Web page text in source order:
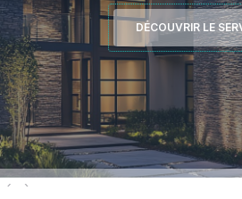
VOIR LES
‹ ›